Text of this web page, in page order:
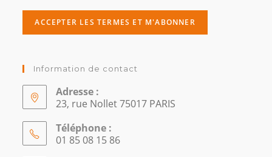
Information de contact
Adresse :
23, rue Nollet 75017 PARIS
Téléphone :
01 85 08 15 86